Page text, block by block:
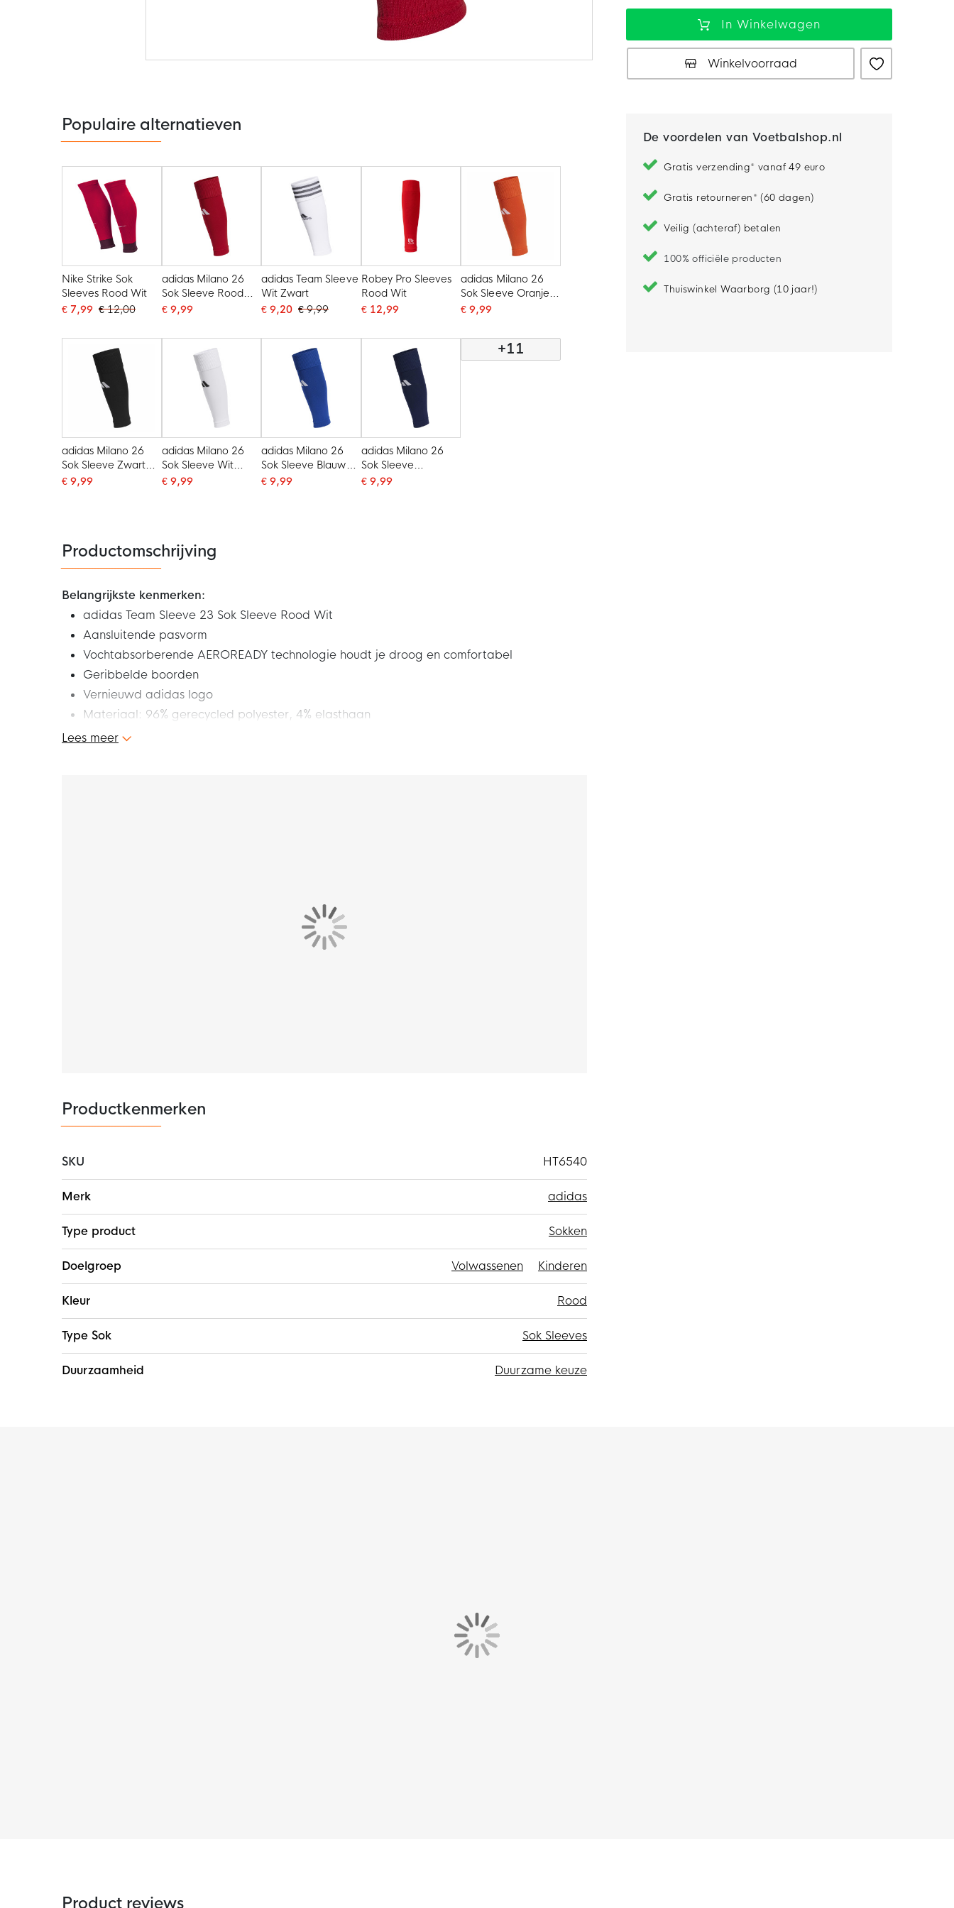
de
afbeeldingen-
gallerij
In Winkelwagen
Winkelvoorraad
De voordelen van Voetbalshop.nl
Gratis verzending* vanaf 49 euro
Gratis retourneren* (60 dagen)
Veilig (achteraf) betalen
100% officiële producten
Thuiswinkel Waarborg (10 jaar!)
Populaire alternatieven
Nike Strike Sok
Sleeves Rood Wit
€ 7,99 € 12,00
adidas Milano 26
Sok Sleeve Rood
Wit
€ 9,99
adidas Team Sleeve
Wit Zwart
€ 9,20 € 9,99
Robey Pro Sleeves
Rood Wit
€ 12,99
adidas Milano 26
Sok Sleeve Oranje
Wit
€ 9,99
adidas Milano 26
Sok Sleeve Zwart
Wit
€ 9,99
adidas Milano 26
Sok Sleeve Wit
Zwart
€ 9,99
adidas Milano 26
Sok Sleeve Blauw
Wit
€ 9,99
adidas Milano 26
Sok Sleeve
Donkerblauw Wit
€ 9,99
+11
Productomschrijving
Belangrijkste kenmerken:
adidas Team Sleeve 23 Sok Sleeve Rood Wit
Aansluitende pasvorm
Vochtabsorberende AEROREADY technologie houdt je droog en comfortabel
Geribbelde boorden
Vernieuwd adidas logo
Materiaal: 96% gerecycled polyester, 4% elasthaan
Lees meer
Productkenmerken
SKU
HT6540
informatie
Merk adidas
Type product Sokken
Doelgroep Volwassenen Kinderen
Kleur Rood
Type Sok Sok Sleeves
Duurzaamheid Duurzame keuze
Product reviews